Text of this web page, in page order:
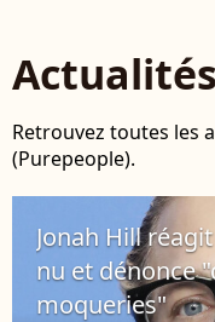
Actualités
Retrouvez toutes les
(Purepeople).
Jonah Hill
nu et dénonce
moqueries"